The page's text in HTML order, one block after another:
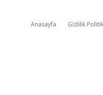
Anasayfa Gizlilik